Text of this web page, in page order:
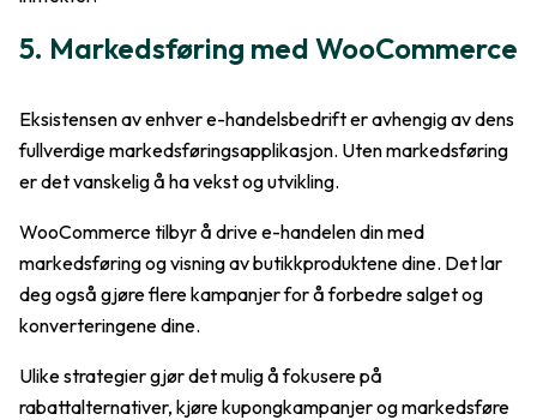
5. Markedsføring med WooCommerce
Eksistensen av enhver e-handelsbedrift er avhengig av dens
fullverdige markedsføringsapplikasjon. Uten markedsføring
er det vanskelig å ha vekst og utvikling.
WooCommerce tilbyr å drive e-handelen din med
markedsføring og visning av butikkproduktene dine. Det lar
deg også gjøre flere kampanjer for å forbedre salget og
konverteringene dine.
Ulike strategier gjør det mulig å fokusere på
rabattalternativer, kjøre kupongkampanjer og markedsføre